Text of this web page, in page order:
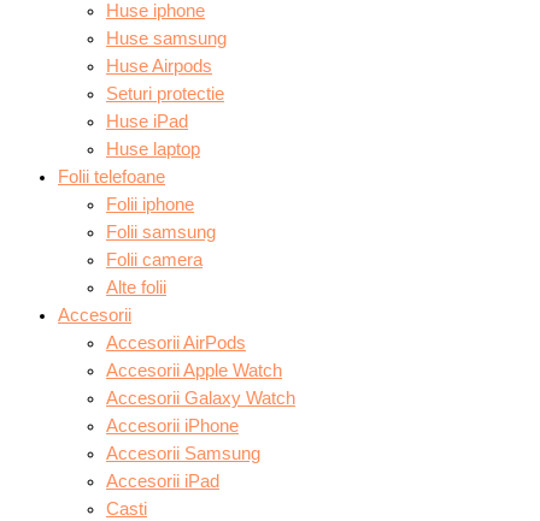
Huse iphone
Huse samsung
Huse Airpods
Seturi protectie
Huse iPad
Huse laptop
Folii telefoane
Folii iphone
Folii samsung
Folii camera
Alte folii
Accesorii
Accesorii AirPods
Accesorii Apple Watch
Accesorii Galaxy Watch
Accesorii iPhone
Accesorii Samsung
Accesorii iPad
Casti